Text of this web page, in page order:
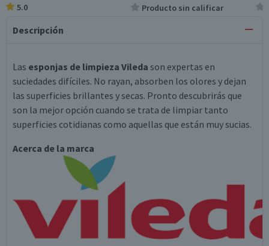
5.0 Producto sin calificar
Descripción
Las esponjas de limpieza Vileda son expertas en
suciedades difíciles. No rayan, absorben los olores y dejan
las superficies brillantes y secas. Pronto descubrirás que
son la mejor opción cuando se trata de limpiar tanto
superficies cotidianas como aquellas que están muy sucias.
Acerca de la marca